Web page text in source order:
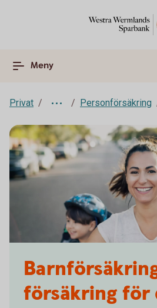
Meny
Privat Personförsäkring
försäkring för